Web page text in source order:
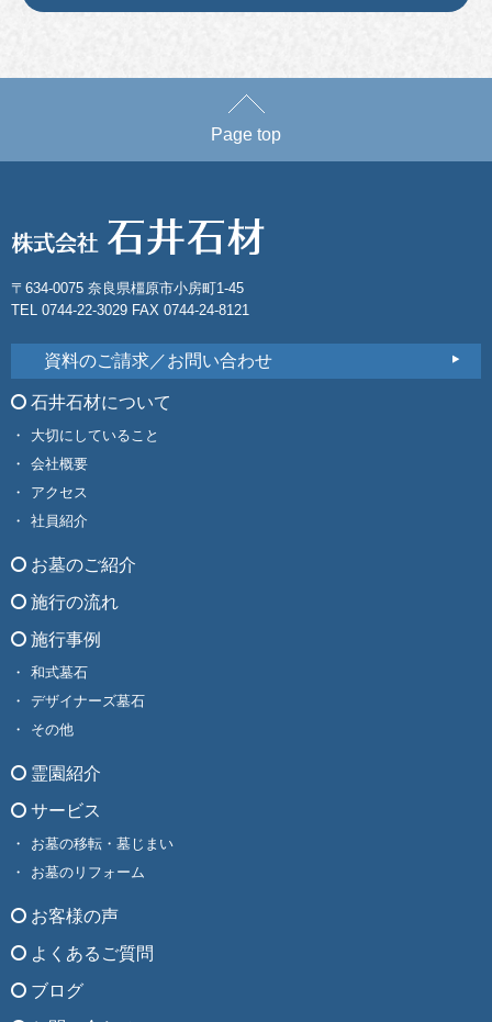
Page top
〒634-0075 奈良県橿原市小房町1-45
TEL 0744-22-3029 FAX 0744-24-8121
資料のご請求／お問い合わせ
石井石材について
大切にしていること
会社概要
アクセス
社員紹介
お墓のご紹介
施行の流れ
施行事例
和式墓石
デザイナーズ墓石
その他
霊園紹介
サービス
お墓の移転・墓じまい
お墓のリフォーム
お客様の声
よくあるご質問
ブログ